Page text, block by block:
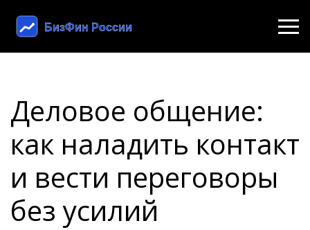
Деловое общение:
как наладить контакт
и вести переговоры
без усилий